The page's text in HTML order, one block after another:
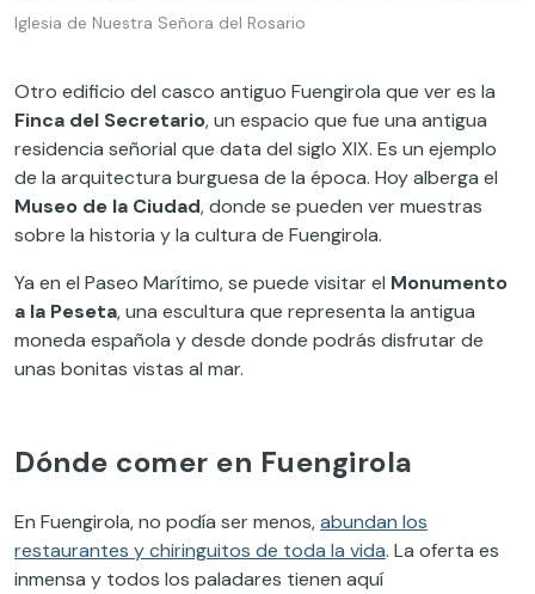
Iglesia de Nuestra Señora del Rosario
Otro edificio del casco antiguo Fuengirola que ver es la
Finca del Secretario, un espacio que fue una antigua
residencia señorial que data del siglo XIX. Es un ejemplo
de la arquitectura burguesa de la época. Hoy alberga el
Museo de la Ciudad, donde se pueden ver muestras
sobre la historia y la cultura de Fuengirola.
Ya en el Paseo Marítimo, se puede visitar el Monumento
a la Peseta, una escultura que representa la antigua
moneda española y desde donde podrás disfrutar de
unas bonitas vistas al mar.
Dónde comer en Fuengirola
En Fuengirola, no podía ser menos,abundan los
restaurantes y chiringuitos de toda la vida. La oferta es
inmensa y todos los paladares tienen aquí